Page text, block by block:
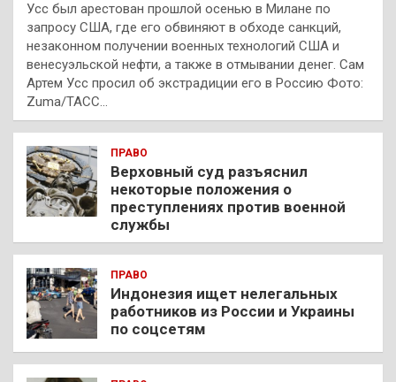
Усс был арестован прошлой осенью в Милане по
запросу США, где его обвиняют в обходе санкций,
незаконном получении военных технологий США и
венесуэльской нефти, а также в отмывании денег. Сам
Артем Усс просил об экстрадиции его в Россию Фото:
Zuma/ТАСС…
ПРАВО
Верховный суд разъяснил
некоторые положения о
преступлениях против военной
службы
ПРАВО
Индонезия ищет нелегальных
работников из России и Украины
по соцсетям